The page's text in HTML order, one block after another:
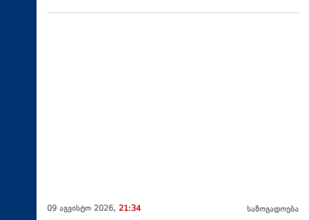
09 აგვისტო 2026, 21:34 საზოგადოება